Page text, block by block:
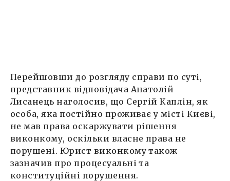
Перейшовши до розгляду справи по суті,
представник відповідача Анатолій
Лисанець наголосив, що Сергій Каплін, як
особа, яка постійно проживає у місті Києві,
не мав права оскаржувати рішення
виконкому, оскільки власне права не
порушені. Юрист виконкому також
зазначив про процесуальні та
конституційні порушення.